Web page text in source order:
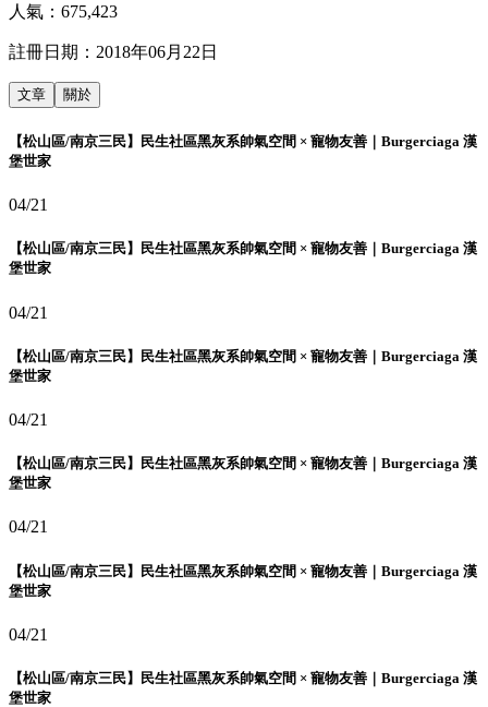
人氣： 675,423
註冊日期： 2018年06月22日
文章 關於
【松山區/南京三民】民生社區黑灰系帥氣空間 × 寵物友善｜Burgerciaga 漢
堡世家
04/21
【松山區/南京三民】民生社區黑灰系帥氣空間 × 寵物友善｜Burgerciaga 漢
堡世家
04/21
【松山區/南京三民】民生社區黑灰系帥氣空間 × 寵物友善｜Burgerciaga 漢
堡世家
04/21
【松山區/南京三民】民生社區黑灰系帥氣空間 × 寵物友善｜Burgerciaga 漢
堡世家
04/21
【松山區/南京三民】民生社區黑灰系帥氣空間 × 寵物友善｜Burgerciaga 漢
堡世家
04/21
【松山區/南京三民】民生社區黑灰系帥氣空間 × 寵物友善｜Burgerciaga 漢
堡世家